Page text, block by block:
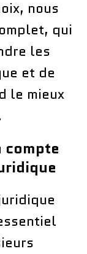
nous
qui
les
et de
le mieux
compte